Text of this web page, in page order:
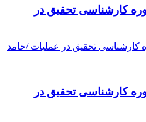
کارشناسی تحقیق در
کارشناسی تحقیق در